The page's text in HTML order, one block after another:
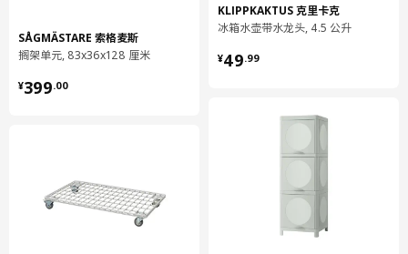
SÅGMÄSTARE 索格麦斯
搁架单元, 83x36x128 厘米
¥399.00
¥ 399.00
KLIPPKAKTUS 克里卡克
冰箱水壶带水龙头, 4.5 公升
¥49.99
¥ 49.99